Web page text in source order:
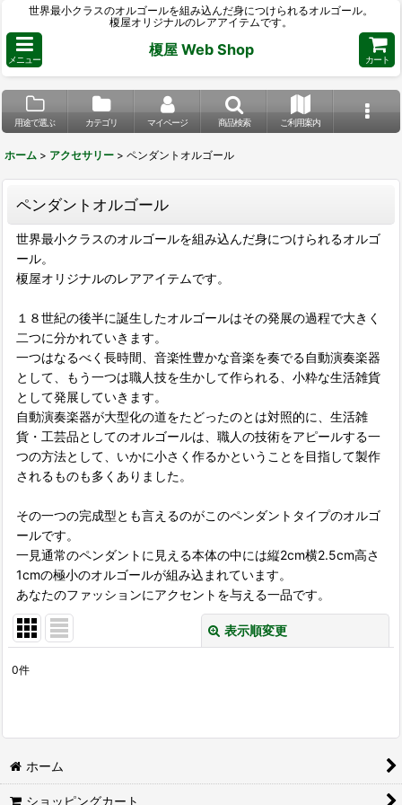
世界最小クラスのオルゴールを組み込んだ身につけられるオルゴール。
榎屋オリジナルのレアアイテムです。
メニュー
榎屋 Web Shop
カート
用途で選ぶ カテゴリ マイページ 商品検索 ご利用案内
ホーム > アクセサリー > ペンダントオルゴール
ペンダントオルゴール
世界最小クラスのオルゴールを組み込んだ身につけられるオルゴ
ール。
榎屋オリジナルのレアアイテムです。
１８世紀の後半に誕生したオルゴールはその発展の過程で大きく
二つに分かれていきます。
一つはなるべく長時間、音楽性豊かな音楽を奏でる自動演奏楽器
として、もう一つは職人技を生かして作られる、小粋な生活雑貨
として発展していきます。
自動演奏楽器が大型化の道をたどったのとは対照的に、生活雑
貨・工芸品としてのオルゴールは、職人の技術をアピールする一
つの方法として、いかに小さく作るかということを目指して製作
されるものも多くありました。
その一つの完成型とも言えるのがこのペンダントタイプのオルゴ
ールです。
一見通常のペンダントに見える本体の中には縦2cm横2.5cm高さ
1cmの極小のオルゴールが組み込まれています。
あなたのファッションにアクセントを与える一品です。
表示順変更
0件
ホーム
ショッピングカート